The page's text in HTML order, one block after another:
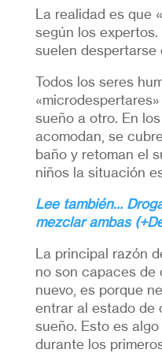
La realidad es que
según los
suelen despertarse
Todos los seres
sueño a otro. En
acomodan, se
baño y retoman el
niños la situación
Lee también…
mezclar ambas
La principal razón
no son capaces de
nuevo, es porque
entrar al estado de
sueño. Esto es
durante los